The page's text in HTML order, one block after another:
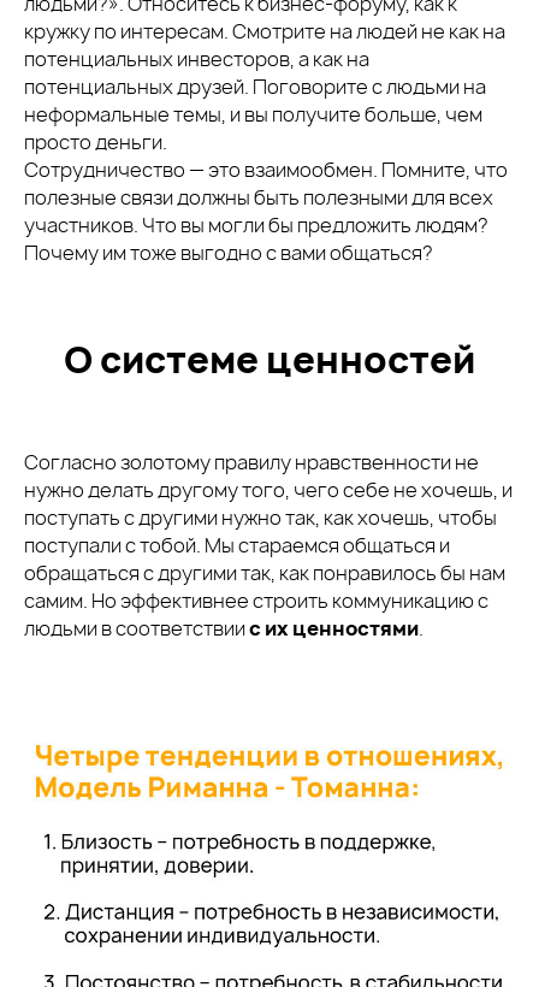
кружку по интересам. Смотрите на людей не как на
потенциальных инвесторов, а как на
потенциальных друзей. Поговорите с людьми на
неформальные темы, и вы получите больше, чем
просто деньги.
Сотрудничество — это взаимообмен. Помните, что
полезные связи должны быть полезными для всех
участников. Что вы могли бы предложить людям?
Почему им тоже выгодно с вами общаться?
О системе ценностей
Согласно золотому правилу нравственности не
нужно делать другому того, чего себе не хочешь, и
поступать с другими нужно так, как хочешь, чтобы
поступали с тобой. Мы стараемся общаться и
обращаться с другими так, как понравилось бы нам
самим. Но эффективнее строить коммуникацию с
людьми в соответствиис их ценностями.